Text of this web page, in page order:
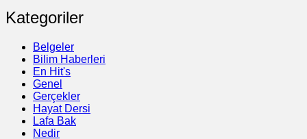
Kategoriler
Belgeler
Bilim Haberleri
En Hit's
Genel
Gerçekler
Hayat Dersi
Lafa Bak
Nedir